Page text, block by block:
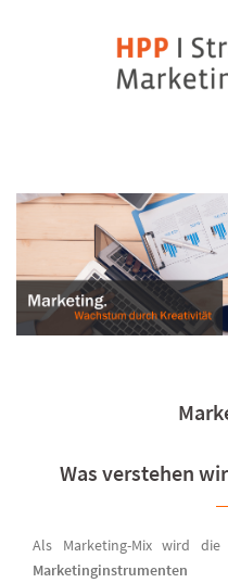
Was verstehen
Als Marketing-Mix wird die
Marketinginstrumenten